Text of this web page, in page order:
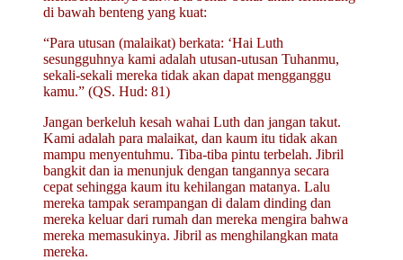
di bawah benteng yang kuat:
“Para utusan (malaikat) berkata: ‘Hai Luth
sesungguhnya kami adalah utusan-utusan Tuhanmu,
sekali-sekali mereka tidak akan dapat mengganggu
kamu.” (QS. Hud: 81)
Jangan berkeluh kesah wahai Luth dan jangan takut.
Kami adalah para malaikat, dan kaum itu tidak akan
mampu menyentuhmu. Tiba-tiba pintu terbelah. Jibril
bangkit dan ia menunjuk dengan tangannya secara
cepat sehingga kaum itu kehilangan matanya. Lalu
mereka tampak serampangan di dalam dinding dan
mereka keluar dari rumah dan mereka mengira bahwa
mereka memasukinya. Jibril as menghilangkan mata
mereka.